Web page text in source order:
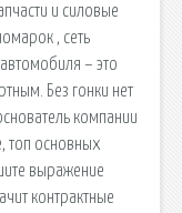
и силовые
, сеть
– это
Без гонки нет
компании
топ основных
выражение
контрактные